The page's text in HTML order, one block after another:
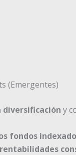
(Emergentes)
diversificación y
fondos
rentabilidades